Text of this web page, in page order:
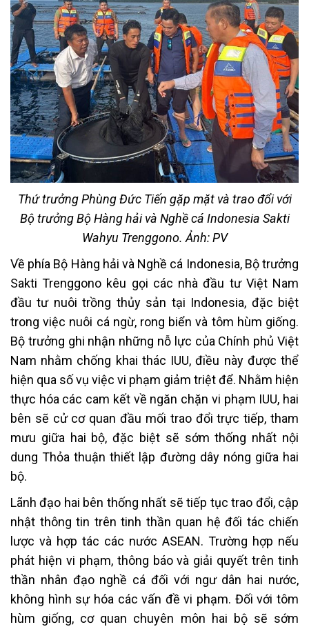
Thứ trưởng Phùng Đức Tiến gặp mặt và trao đổi với
Bộ trưởng Bộ Hàng hải và Nghề cá Indonesia Sakti
Wahyu Trenggono. Ảnh: PV
Về phía Bộ Hàng hải và Nghề cá Indonesia, Bộ trưởng
Sakti Trenggono kêu gọi các nhà đầu tư Việt Nam
đầu tư nuôi trồng thủy sản tại Indonesia, đặc biệt
trong việc nuôi cá ngừ, rong biển và tôm hùm giống.
Bộ trưởng ghi nhận những nỗ lực của Chính phủ Việt
Nam nhằm chống khai thác IUU, điều này được thể
hiện qua số vụ việc vi phạm giảm triệt để. Nhằm hiện
thực hóa các cam kết về ngăn chặn vi phạm IUU, hai
bên sẽ cử cơ quan đầu mối trao đổi trực tiếp, tham
mưu giữa hai bộ, đặc biệt sẽ sớm thống nhất nội
dung Thỏa thuận thiết lập đường dây nóng giữa hai
bộ.
Lãnh đạo hai bên thống nhất sẽ tiếp tục trao đổi, cập
nhật thông tin trên tinh thần quan hệ đối tác chiến
lược và hợp tác các nước ASEAN. Trường hợp nếu
phát hiện vi phạm, thông báo và giải quyết trên tinh
thần nhân đạo nghề cá đối với ngư dân hai nước,
không hình sự hóa các vấn đề vi phạm. Đối với tôm
hùm giống, cơ quan chuyên môn hai bộ sẽ sớm